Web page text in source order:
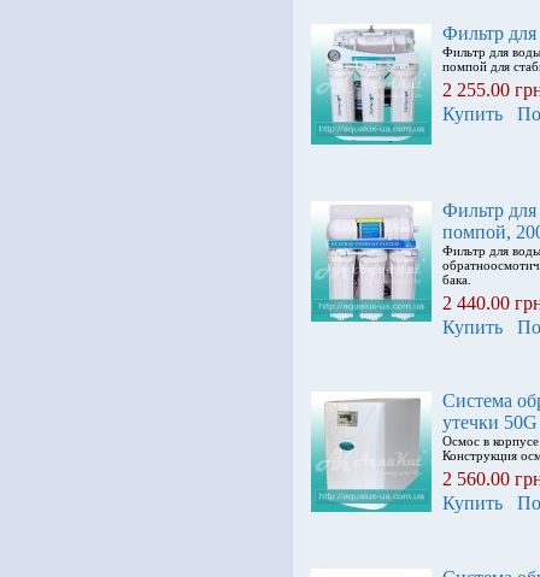
Фильтр
Фильтр для
помпой для
2 255.00
Купить
Фильтр
помпой,
Фильтр для
бака.
2 440.00
Купить
Система
утечки
Осмос в
Конструкция
2 560.00
Купить